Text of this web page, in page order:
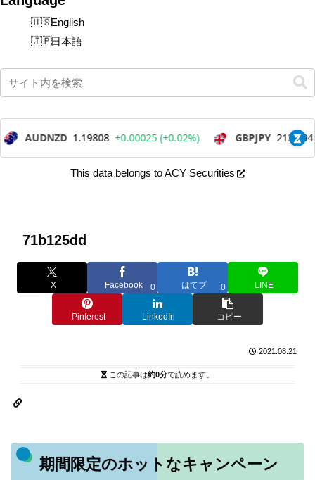
English
日本語
This data belongs to ACY Securities
71b125dd
X Facebook 0 はてブ 0 LINE
Pinterest LinkedIn コピー
2021.08.21
この記事は約0分で読めます。
期間限定のホットなキャンペーン